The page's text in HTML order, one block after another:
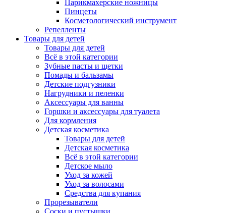
Парикмахерские ножницы
Пинцеты
Косметологический инструмент
Репелленты
Товары для детей
Товары для детей
Всё в этой категории
Зубные пасты и щетки
Помады и бальзамы
Детские подгузники
Нагрудники и пеленки
Аксессуары для ванны
Горшки и аксессуары для туалета
Для кормления
Детская косметика
Товары для детей
Детская косметика
Всё в этой категории
Детское мыло
Уход за кожей
Уход за волосами
Средства для купания
Прорезыватели
Соски и пустышки